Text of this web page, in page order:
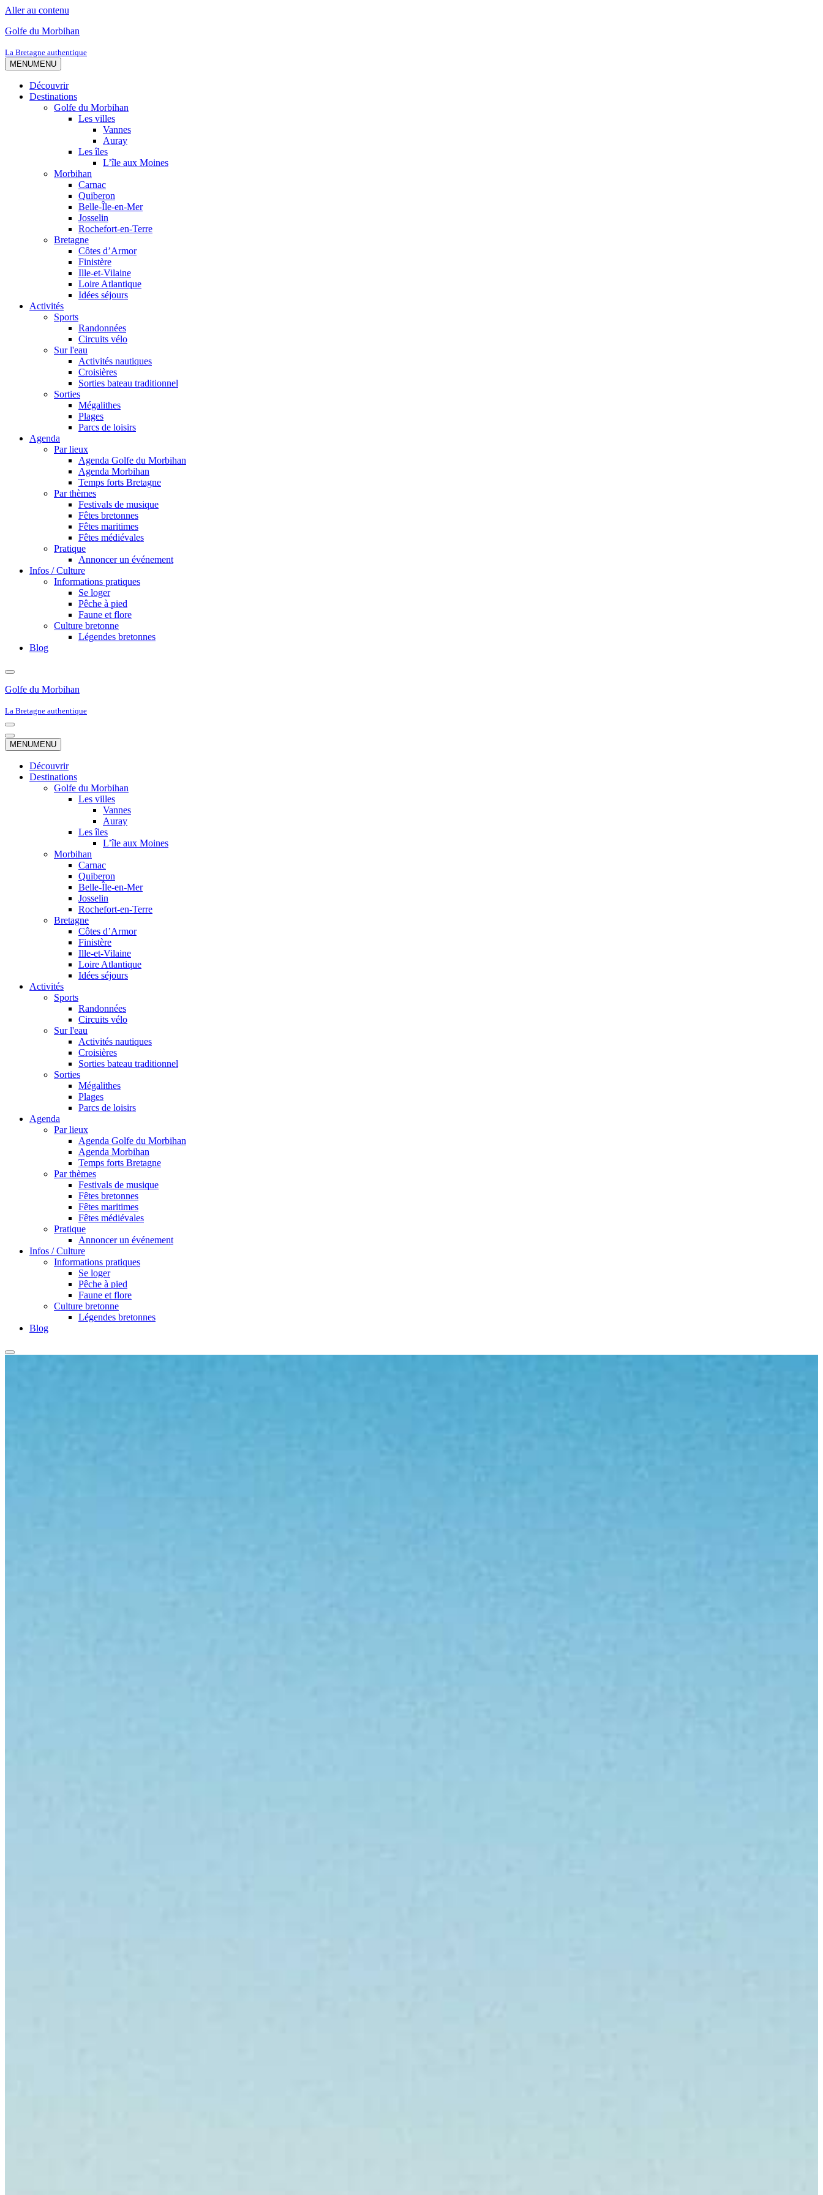
Aller au contenu
Golfe du Morbihan
La Bretagne authentique
MENUMENU
Découvrir
Destinations
Golfe du Morbihan
Les villes
Vannes
Auray
Les îles
L’île aux Moines
Morbihan
Carnac
Quiberon
Belle-Île-en-Mer
Josselin
Rochefort-en-Terre
Bretagne
Côtes d’Armor
Finistère
Ille-et-Vilaine
Loire Atlantique
Idées séjours
Activités
Sports
Randonnées
Circuits vélo
Sur l'eau
Activités nautiques
Croisières
Sorties bateau traditionnel
Sorties
Mégalithes
Plages
Parcs de loisirs
Agenda
Par lieux
Agenda Golfe du Morbihan
Agenda Morbihan
Temps forts Bretagne
Par thèmes
Festivals de musique
Fêtes bretonnes
Fêtes maritimes
Fêtes médiévales
Pratique
Annoncer un événement
Infos / Culture
Informations pratiques
Se loger
Pêche à pied
Faune et flore
Culture bretonne
Légendes bretonnes
Blog
Golfe du Morbihan
La Bretagne authentique
Menu
de
navigation
Menu
de
MENUMENU
Découvrir
Destinations
Golfe du Morbihan
Les villes
Vannes
Auray
Les îles
L’île aux Moines
Morbihan
Carnac
Quiberon
Belle-Île-en-Mer
Josselin
Rochefort-en-Terre
Bretagne
Côtes d’Armor
Finistère
Ille-et-Vilaine
Loire Atlantique
Idées séjours
Activités
Sports
Randonnées
Circuits vélo
Sur l'eau
Activités nautiques
Croisières
Sorties bateau traditionnel
Sorties
Mégalithes
Plages
Parcs de loisirs
Agenda
Par lieux
Agenda Golfe du Morbihan
Agenda Morbihan
Temps forts Bretagne
Par thèmes
Festivals de musique
Fêtes bretonnes
Fêtes maritimes
Fêtes médiévales
Pratique
Annoncer un événement
Infos / Culture
Informations pratiques
Se loger
Pêche à pied
Faune et flore
Culture bretonne
Légendes bretonnes
Blog